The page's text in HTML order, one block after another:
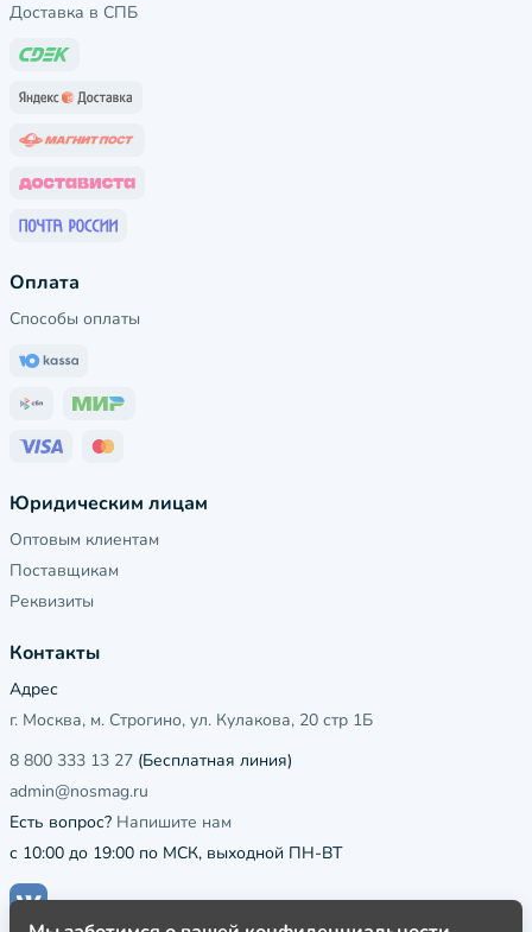
Доставка в СПБ
Оплата
Способы оплаты
Юридическим лицам
Оптовым клиентам
Поставщикам
Реквизиты
Контакты
Адрес
г. Москва, м. Строгино, ул. Кулакова, 20 стр 1Б
8 800 333 13 27 (Бесплатная линия)
admin@nosmag.ru
Есть вопрос? Напишите нам
с 10:00 до 19:00 по МСК, выходной ПН-ВТ